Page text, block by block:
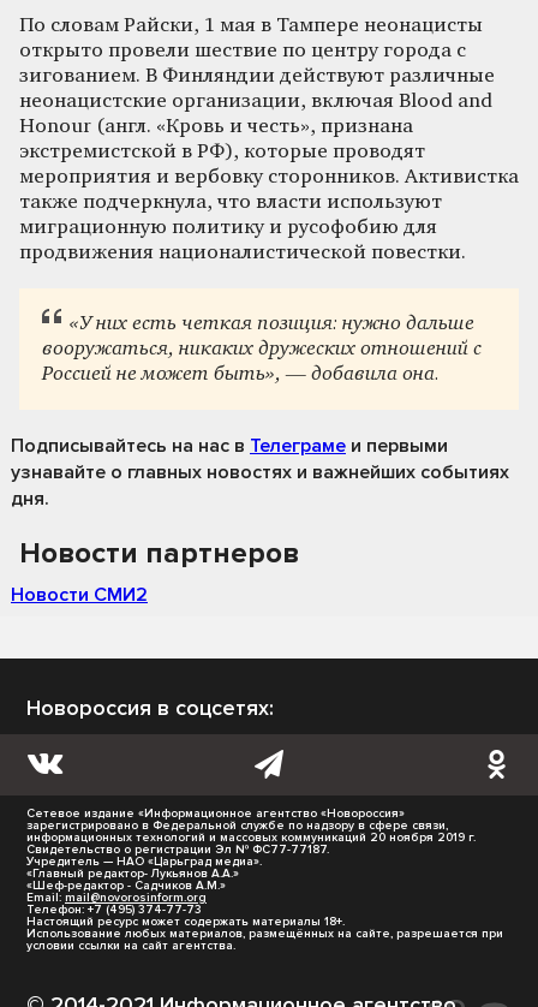
По словам Райски, 1 мая в Тампере неонацисты
открыто провели шествие по центру города с
зигованием. В Финляндии действуют различные
неонацистские организации, включая Blood and
Honour (англ. «Кровь и честь», признана
экстремистской в РФ), которые проводят
мероприятия и вербовку сторонников. Активистка
также подчеркнула, что власти используют
миграционную политику и русофобию для
продвижения националистической повестки.
«У них есть четкая позиция: нужно дальше
вооружаться, никаких дружеских отношений с
Россией не может быть», — добавила она.
Подписывайтесь на нас в Телеграме и первыми
узнавайте о главных новостях и важнейших событиях
дня.
Новости партнеров
Новости СМИ2
Новороссия в соцсетях:
Сетевое издание «Информационное агентство «Новороссия»
зарегистрировано в Федеральной службе по надзору в сфере связи,
информационных технологий и массовых коммуникаций 20 ноября 2019 г.
Свидетельство о регистрации Эл № ФС77-77187.
Учредитель — НАО «Царьград медиа».
«Главный редактор- Лукьянов А.А.»
«Шеф-редактор - Садчиков А.М.»
Email: mail@novorosinform.org
Телефон: +7 (495) 374-77-73
Настоящий ресурс может содержать материалы 18+.
Использование любых материалов, размещённых на сайте, разрешается при
условии ссылки на сайт агентства.